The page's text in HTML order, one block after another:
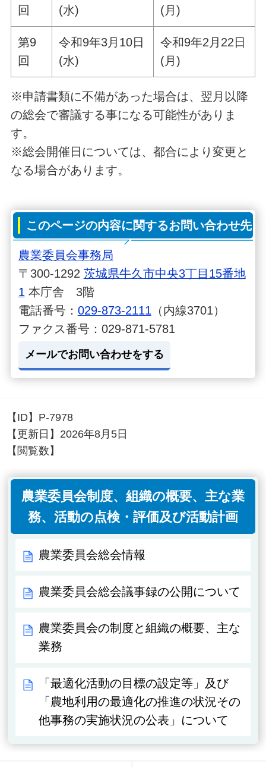
回 (水) (月)
第9
回
令和9年3月10日
(水)
令和9年2月22日
(月)
※申請書類に不備があった場合は、翌月以降
の総会で審議する事になる可能性がありま
す。
※総会開催日については、都合により変更と
なる場合があります。
このページの内容に関するお問い合わせ先
農業委員会事務局
〒300-1292 茨城県牛久市中央3丁目15番地
1 本庁舎 3階
電話番号： 029-873-2111 （内線3701）
ファクス番号：029-871-5781
メールでお問い合わせをする
【ID】 P-7978
【更新日】 2026年8月5日
【閲覧数】
農業委員会制度、組織の概要、主な業
務、活動の点検・評価及び活動計画
農業委員会総会情報
農業委員会総会議事録の公開について
農業委員会の制度と組織の概要、主な
業務
「最適化活動の目標の設定等」及び
「農地利用の最適化の推進の状況その
他事務の実施状況の公表」について